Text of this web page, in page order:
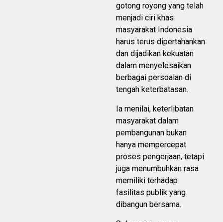
gotong royong yang telah
menjadi ciri khas
masyarakat Indonesia
harus terus dipertahankan
dan dijadikan kekuatan
dalam menyelesaikan
berbagai persoalan di
tengah keterbatasan.
Ia menilai, keterlibatan
masyarakat dalam
pembangunan bukan
hanya mempercepat
proses pengerjaan, tetapi
juga menumbuhkan rasa
memiliki terhadap
fasilitas publik yang
dibangun bersama.